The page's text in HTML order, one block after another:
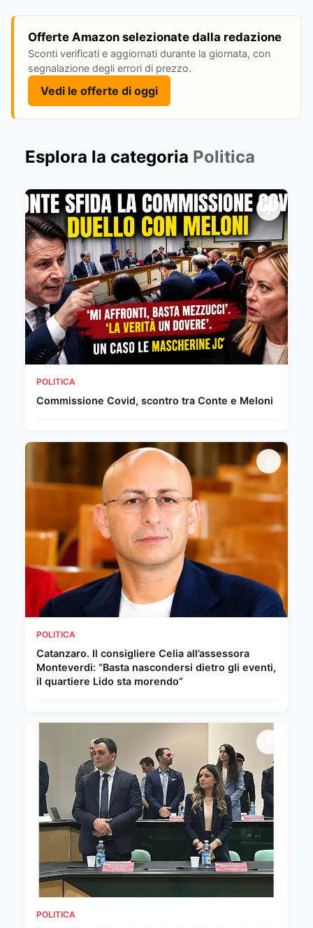
Offerte Amazon selezionate dalla redazione
Sconti verificati e aggiornati durante la giornata, con
segnalazione degli errori di prezzo.
Vedi le offerte di oggi
Esplora la categoria Politica
POLITICA
Commissione Covid, scontro tra Conte e Meloni
POLITICA
Catanzaro. Il consigliere Celia all’assessora
Monteverdi: “Basta nascondersi dietro gli eventi,
il quartiere Lido sta morendo”
POLITICA